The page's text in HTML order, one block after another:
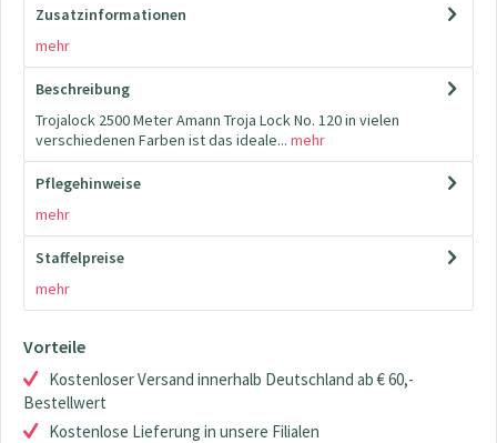
Zusatzinformationen
mehr
Beschreibung
Trojalock 2500 Meter Amann Troja Lock No. 120 in vielen
verschiedenen Farben ist das ideale... mehr
Pflegehinweise
mehr
Staffelpreise
mehr
Vorteile
Kostenloser Versand innerhalb Deutschland ab € 60,-
Bestellwert
Kostenlose Lieferung in unsere Filialen